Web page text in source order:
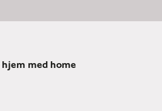
hjem med home